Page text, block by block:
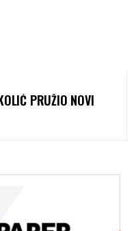
PRUŽIO NOVI